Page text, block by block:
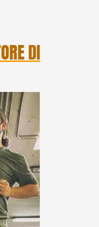
DI